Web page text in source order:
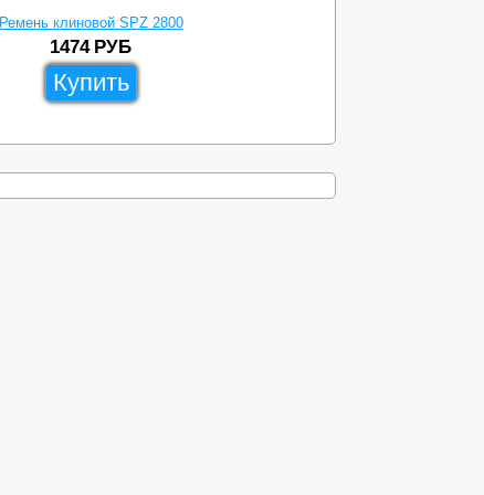
Ремень клиновой SPZ 2800
1474 РУБ
Купить